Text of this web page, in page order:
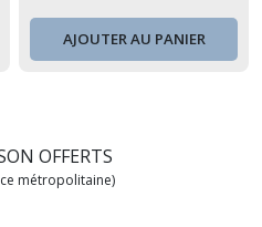
AJOUTER AU PANIER
OFFERTS
métropolitaine)